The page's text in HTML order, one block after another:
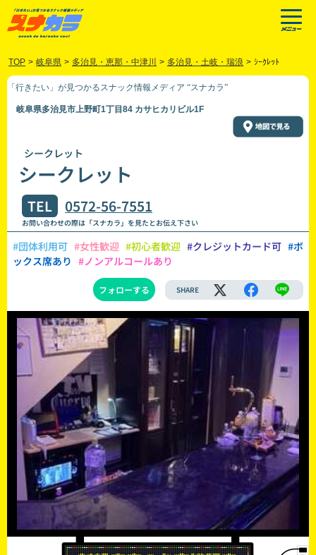
TOP > 岐阜県 > 多治見・恵那・中津川 > 多治見・土岐・瑞浪 > ｼｰｸﾚｯﾄ
「行きたい」が見つかるスナック情報メディア “スナカラ”
岐阜県多治見市上野町1丁目84 カサヒカリビル1F
シークレット
シークレット
TEL 0572-56-7551
お問い合わせの際は「スナカラ」を見たとお伝え下さい
#団体利用可 #女性歓迎 #初心者歓迎 #クレジットカード可 #ボ
ックス席あり #ノンアルコールあり
フォローする SHARE